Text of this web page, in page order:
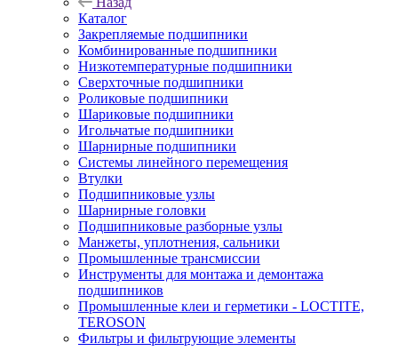
Каталог
Закрепляемые подшипники
Комбинированные подшипники
Низкотемпературные подшипники
Сверхточные подшипники
Роликовые подшипники
Шариковые подшипники
Игольчатые подшипники
Шарнирные подшипники
Системы линейного перемещения
Втулки
Подшипниковые узлы
Шарнирные головки
Подшипниковые разборные узлы
Манжеты, уплотнения, сальники
Промышленные трансмиссии
Инструменты для монтажа и демонтажа
подшипников
Промышленные клеи и герметики - LOCTITE,
TEROSON
Фильтры и фильтрующие элементы